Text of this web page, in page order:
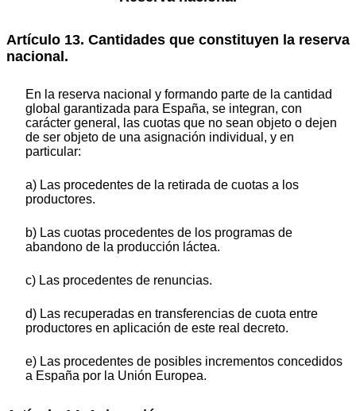
Artículo 13. Cantidades que constituyen la reserva
nacional.
En la reserva nacional y formando parte de la cantidad
global garantizada para España, se integran, con
carácter general, las cuotas que no sean objeto o dejen
de ser objeto de una asignación individual, y en
particular:
a) Las procedentes de la retirada de cuotas a los
productores.
b) Las cuotas procedentes de los programas de
abandono de la producción láctea.
c) Las procedentes de renuncias.
d) Las recuperadas en transferencias de cuota entre
productores en aplicación de este real decreto.
e) Las procedentes de posibles incrementos concedidos
a España por la Unión Europea.